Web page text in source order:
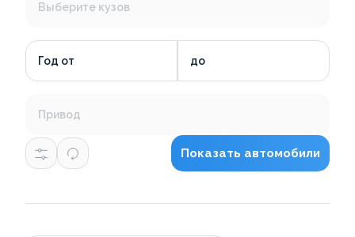
Выберите кузов
Год от до
Привод
Показать автомобили